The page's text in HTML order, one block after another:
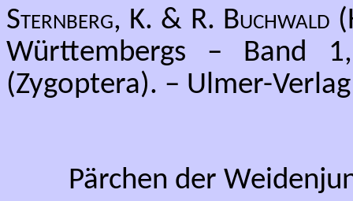
Sternberg, K. & R. Buchwald
Württembergs – Band
(Zygoptera). – Ulmer-
Pärchen der